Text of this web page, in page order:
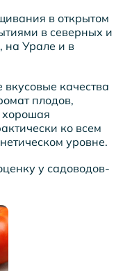
в открытом
в северных и
на Урале и в
вкусовые качества
плодов,
хорошая
ко всем
уровне.
у садоводов-